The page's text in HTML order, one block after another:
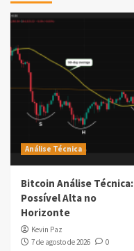
Análise Técnica
Bitcoin Análise Técnica:
Possível Alta no
Horizonte
Kevin Paz
7 de agosto de 2026
0